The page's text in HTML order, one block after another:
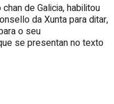
de Galicia, habilitou
da Xunta para ditar,
o seu
se presentan no texto